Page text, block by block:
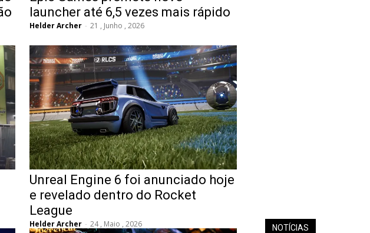
launcher até 6,5 vezes mais rápido
Helder Archer - 21 , Junho , 2026
Unreal Engine 6 foi anunciado hoje
e revelado dentro do Rocket
League
Helder Archer - 24 , Maio , 2026 NOTÍCIAS